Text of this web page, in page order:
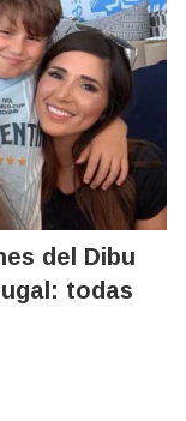
del Dibu
todas